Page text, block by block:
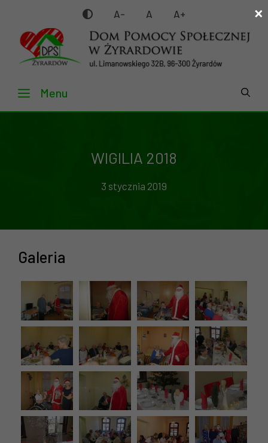
treści
A- A A+
Menu
WIGILIA 2018
3 stycznia 2019
Galeria
×